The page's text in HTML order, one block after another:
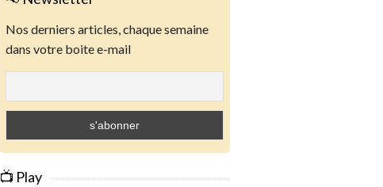
Nos derniers articles, chaque semaine
dans votre boite e-mail
📺 Play